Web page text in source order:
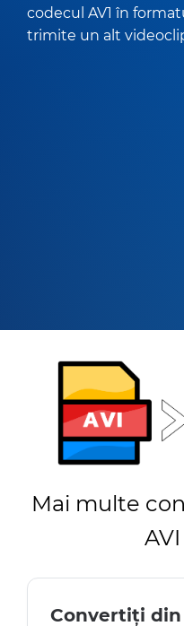
codecul AV1 în
trimite un alt
Mai multe
Convertiți din